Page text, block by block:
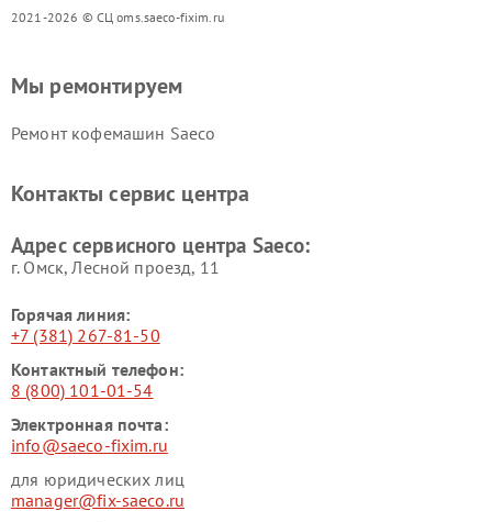
2021-2026 © СЦ oms.saeco-fixim.ru
Мы ремонтируем
Ремонт кофемашин Saeco
Контакты сервис центра
Адрес сервисного центра Saeco:
г. Омск, ​Лесной проезд, 11
Горячая линия:
+7 (381) 267-81-50
Контактный телефон:
8 (800) 101-01-54
Электронная почта:
info@saeco-fixim.ru
для юридических лиц
manager@fix-saeco.ru